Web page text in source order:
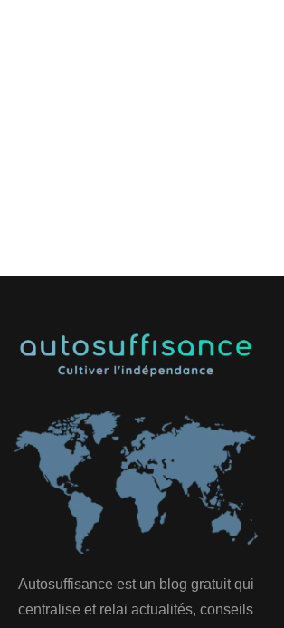
Autosuffisance est un blog gratuit qui
centralise et relai actualités, conseils